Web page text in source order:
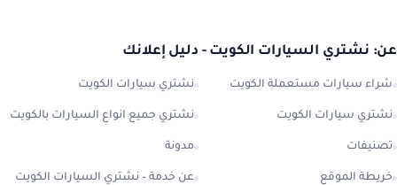
عن: نشتري السيارات الكويت - دليل إعلانك
شراء سيارات مستعملة الكويت نشتري سيارات الكويت
نشتري سيارات الكويت نشتري جميع انواع السيارات بالكويت
تصنيفات مدونة
خريطة الموقع عن خدمة – نشتري السيارات الكويت